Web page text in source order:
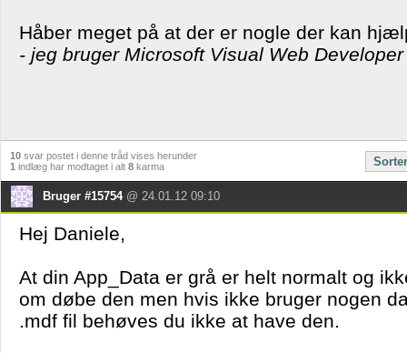
Håber meget på at der er nogle der kan
- jeg bruger Microsoft Visual Web
10 svar postet i denne tråd vises herunder
1 indlæg har modtaget i alt 8 karma
Bruger #15754 @ 24.01.12 09:10
Hej Daniele,
At din App_Data er grå er helt normalt og
om døbe den men hvis ikke bruger nogen
.mdf fil behøves du ikke at have den.